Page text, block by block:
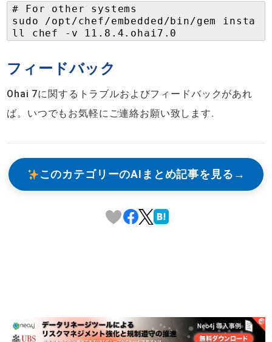
# For other systems
sudo /opt/chef/embedded/bin/gem insta
ll chef -v 11.8.4.ohai7.0
フィードバック
Ohai 7に関するトラブルおよびフィードバックがあれ
ば。いつでもお気軽にご連絡お願い致します.
このカテゴリーのAIまとめ記事を見る